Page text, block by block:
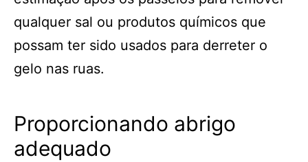
qualquer sal ou produtos químicos que
possam ter sido usados para derreter o
gelo nas ruas.
Proporcionando abrigo
adequado